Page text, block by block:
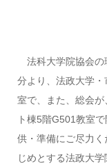
法科大学院協会の
分より、法政大学
室で、また、総会
ト棟5階G501教室
供・準備にご尽力
じめとする法政大